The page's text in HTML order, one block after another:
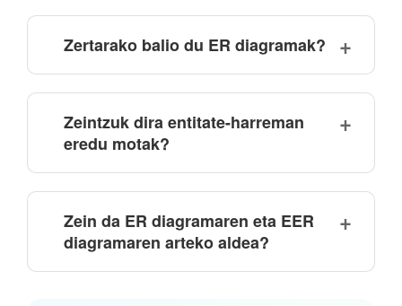
Zertarako balio du ER diagramak?
Zeintzuk dira entitate-harreman
eredu motak?
Zein da ER diagramaren eta EER
diagramaren arteko aldea?